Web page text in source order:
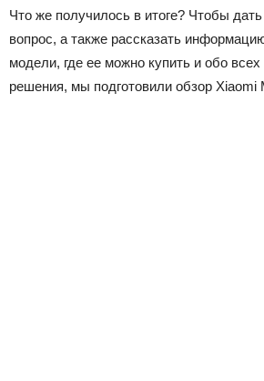
Что же получилось в итоге? Чтобы
вопрос, а также рассказать
модели, где ее можно купить и обо всех
решения, мы подготовили обзор Xiaomi